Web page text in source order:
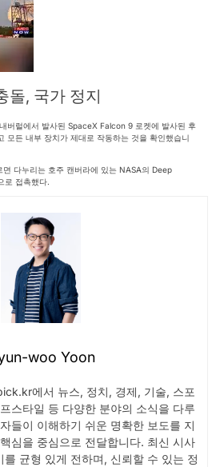
돌, 국가 정지
버럴에서 발사된 SpaceX Falcon 9 로켓에 발사된 후
모든 내부 장치가 제대로 작동하는 것을 확인했습니
다누리는 호주 캔버라에 있는 NASA의 Deep
로 접촉했다.
woo Yoon
에서 뉴스, 정치, 경제, 기술, 스포
스타일 등 다양한 분야의 소식을 다루
들이 이해하기 쉬운 명확한 보도를 지
심을 중심으로 전달합니다. 최신 시사
균형 있게 전하며, 신뢰할 수 있는 정